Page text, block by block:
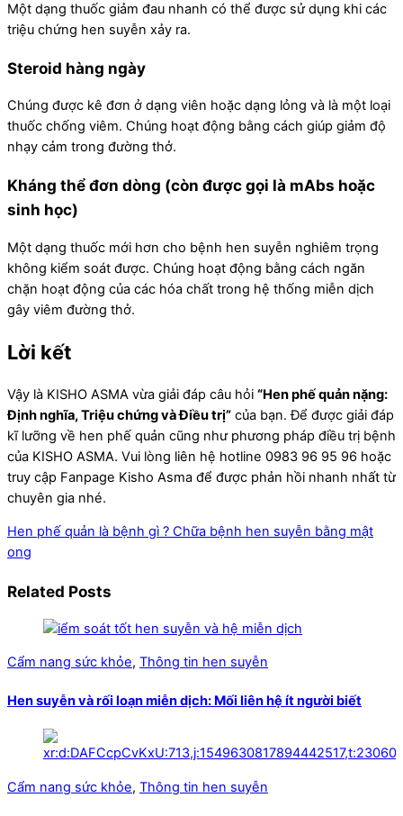
Một dạng thuốc giảm đau nhanh có thể được sử dụng khi các
triệu chứng hen suyễn xảy ra.
Steroid hàng ngày
Chúng được kê đơn ở dạng viên hoặc dạng lỏng và là một loại
thuốc chống viêm. Chúng hoạt động bằng cách giúp giảm độ
nhạy cảm trong đường thở.
Kháng thể đơn dòng (còn được gọi là mAbs hoặc
sinh học)
Một dạng thuốc mới hơn cho bệnh hen suyễn nghiêm trọng
không kiểm soát được. Chúng hoạt động bằng cách ngăn
chặn hoạt động của các hóa chất trong hệ thống miễn dịch
gây viêm đường thở.
Lời kết
Vậy là KISHO ASMA vừa giải đáp câu hỏi “Hen phế quản nặng:
Định nghĩa, Triệu chứng và Điều trị” của bạn. Để được giải đáp
kĩ lưỡng về hen phế quản cũng như phương pháp điều trị bệnh
của KISHO ASMA. Vui lòng liên hệ hotline 0983 96 95 96 hoặc
truy cập Fanpage Kisho Asma để được phản hồi nhanh nhất từ
chuyên gia nhé.
Hen phế quản là bệnh gì ? Chữa bệnh hen suyễn bằng mật
ong
Related Posts
Cẩm nang sức khỏe, Thông tin hen suyễn
Hen suyễn và rối loạn miễn dịch: Mối liên hệ ít người biết
Cẩm nang sức khỏe, Thông tin hen suyễn